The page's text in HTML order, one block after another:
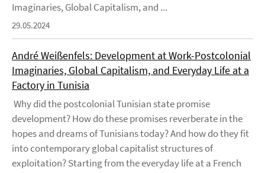
Imaginaries, Global Capitalism, and ...
29.05.2024
André Weißenfels: Development at Work-Postcolonial
Imaginaries, Global Capitalism, and Everyday Life at a
Factory in Tunisia
Why did the postcolonial Tunisian state promise
development? How do these promises reverberate in the
hopes and dreams of Tunisians today? And how do they fit
into contemporary global capitalist structures of
exploitation? Starting from the everyday life at a French